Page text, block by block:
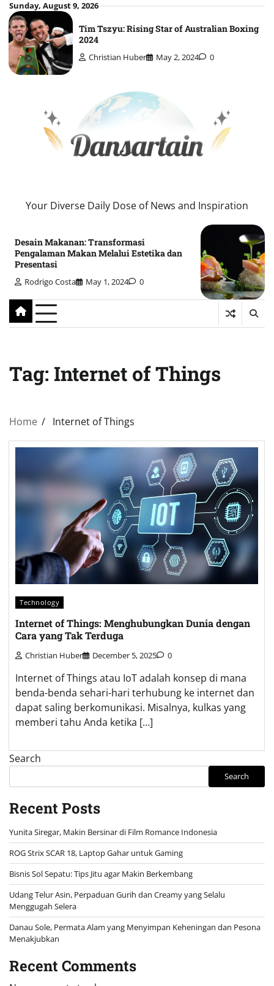
Skip
to
content
Sunday, August 9, 2026
Tim Tszyu: Rising Star of Australian Boxing
2024
Christian Huber May 2, 2024 0
Your Diverse Daily Dose of News and Inspiration
Desain Makanan: Transformasi
Pengalaman Makan Melalui Estetika dan
Presentasi
Rodrigo Costa May 1, 2024 0
Tag: Internet of Things
Home Internet of Things
Technology
Internet of Things: Menghubungkan Dunia dengan
Cara yang Tak Terduga
Christian Huber December 5, 2025 0
Internet of Things atau IoT adalah konsep di mana
benda-benda sehari-hari terhubung ke internet dan
dapat saling berkomunikasi. Misalnya, kulkas yang
memberi tahu Anda ketika […]
Search
Search
Recent Posts
Yunita Siregar, Makin Bersinar di Film Romance Indonesia
ROG Strix SCAR 18, Laptop Gahar untuk Gaming
Bisnis Sol Sepatu: Tips Jitu agar Makin Berkembang
Udang Telur Asin, Perpaduan Gurih dan Creamy yang Selalu
Menggugah Selera
Danau Sole, Permata Alam yang Menyimpan Keheningan dan Pesona
Menakjubkan
Recent Comments